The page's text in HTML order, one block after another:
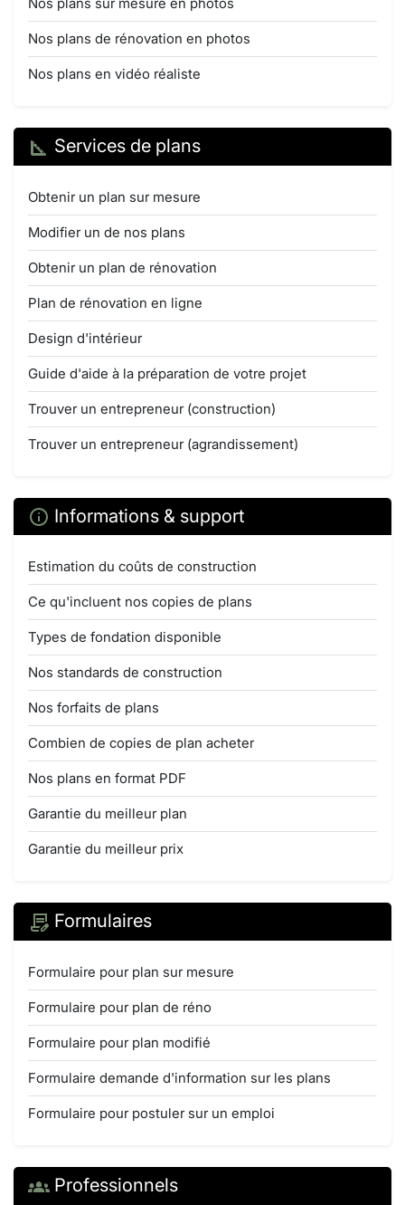
Nos plans de rénovation en photos
Nos plans en vidéo réaliste
Services de plans
Obtenir un plan sur mesure
Modifier un de nos plans
Obtenir un plan de rénovation
Plan de rénovation en ligne
Design d'intérieur
Guide d'aide à la préparation de votre projet
Trouver un entrepreneur (construction)
Trouver un entrepreneur (agrandissement)
Informations & support
Estimation du coûts de construction
Ce qu'incluent nos copies de plans
Types de fondation disponible
Nos standards de construction
Nos forfaits de plans
Combien de copies de plan acheter
Nos plans en format PDF
Garantie du meilleur plan
Garantie du meilleur prix
Formulaires
Formulaire pour plan sur mesure
Formulaire pour plan de réno
Formulaire pour plan modifié
Formulaire demande d'information sur les plans
Formulaire pour postuler sur un emploi
Professionnels